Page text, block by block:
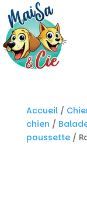
Accueil/
chien /
poussette/